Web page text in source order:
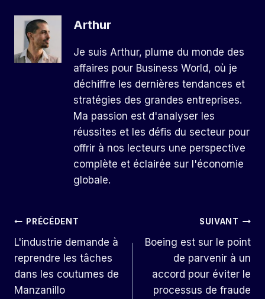
Arthur
Je suis Arthur, plume du monde des
affaires pour Business World, où je
déchiffre les dernières tendances et
stratégies des grandes entreprises.
Ma passion est d'analyser les
réussites et les défis du secteur pour
offrir à nos lecteurs une perspective
complète et éclairée sur l'économie
globale.
Navigation
De
L’article
PRÉCÉDENT
L'industrie demande à
reprendre les tâches
dans les coutumes de
Manzanillo
SUIVANT
Boeing est sur le point
de parvenir à un
accord pour éviter le
processus de fraude